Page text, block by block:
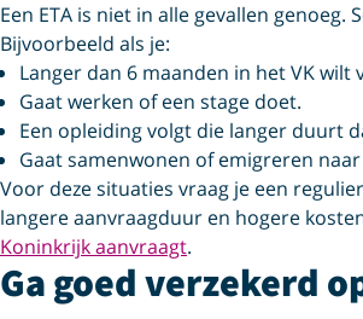
Een ETA is niet in alle gevallen
Bijvoorbeeld als je:
Langer dan 6 maanden in het VK wilt
Gaat werken of een stage doet.
Een opleiding volgt die langer duurt
Gaat samenwonen of emigreren naar
Voor deze situaties vraag je een
langere aanvraagduur en hogere
Koninkrijk aanvraagt.
Ga goed verzekerd